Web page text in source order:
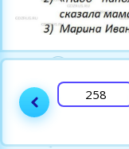
257 258